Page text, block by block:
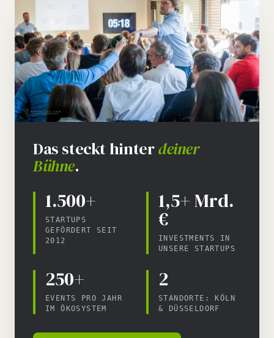
Das steckt hinterdeiner
Bühne.
1.500+
STARTUPS
GEFÖRDERT SEIT
2012
1,5+ Mrd.
€
INVESTMENTS IN
UNSERE STARTUPS
250+
EVENTS PRO JAHR
IM ÖKOSYSTEM
2
STANDORTE: KÖLN
& DÜSSELDORF